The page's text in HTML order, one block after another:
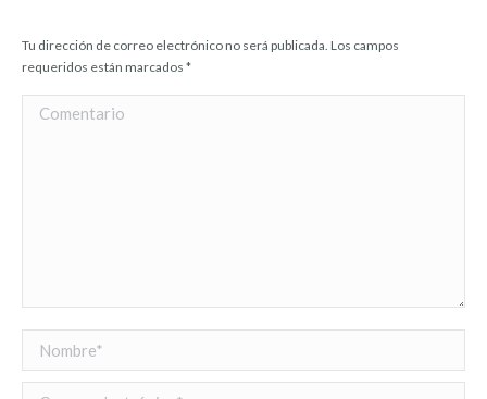
Tu dirección de correo electrónico no será publicada. Los campos
requeridos están marcados *
Comentario
Nombre *